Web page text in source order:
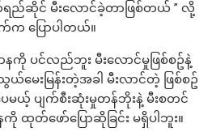
ရည်ဆိုင် မီးလောင်ခဲ့တာဖြစ်တယ် ” လို့
ပြောပါတယ်။
နကို ပင်လည်ဘူး မီးလောင်မှုဖြစ်စဥ်နဲ့
းမြန်းတဲ့အခါ မီးလာင်တဲ့ ဖြစ်စဥ်
ပျက်စီးဆုံးမှုတန်ဘိုးနဲ့ မီးစတင်
ထုတ်ဖော်ပြောဆိုခြင်း မရှိပါဘူး။